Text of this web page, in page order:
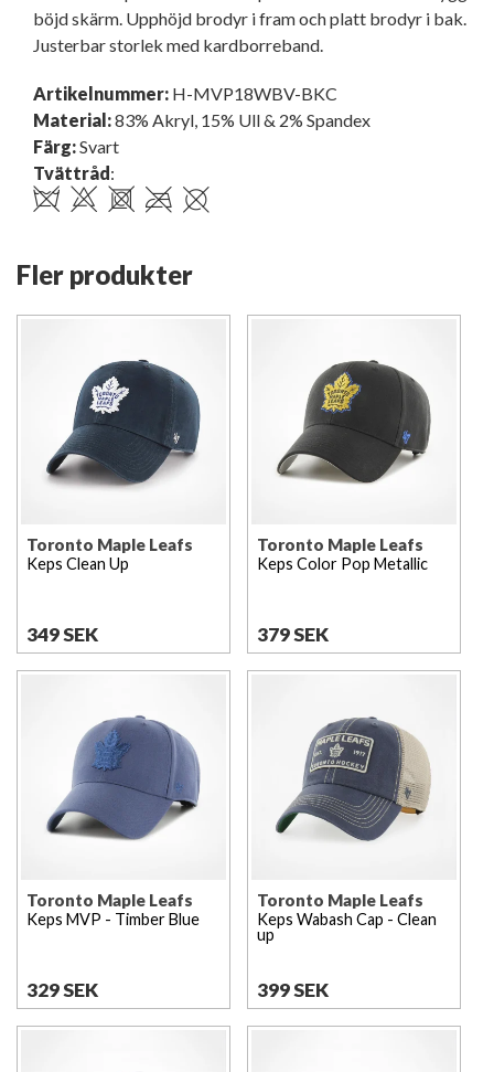
böjd skärm. Upphöjd brodyr i fram och platt brodyr i bak.
Justerbar storlek med kardborreband.
Artikelnummer: H-MVP18WBV-BKC
Material:83% Akryl, 15% Ull & 2% Spandex
Färg:Svart
Tvättråd :
Fler produkter
Toronto Maple Leafs
Keps Clean Up
349 SEK
Toronto Maple Leafs
Keps Color Pop Metallic
379 SEK
Toronto Maple Leafs
Keps MVP - Timber Blue
329 SEK
Toronto Maple Leafs
Keps Wabash Cap - Clean
up
399 SEK